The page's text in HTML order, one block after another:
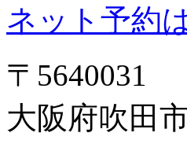
ネット予約
〒5640031
大阪府吹田